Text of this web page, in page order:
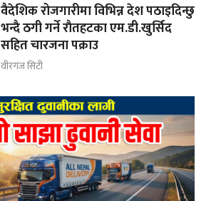
वैदेशिक रोजगारीमा विभिन्न देश पठाइदिन्छु
भन्दै ठगी गर्ने राैतहटका एम.डी.खुर्सिद
सहित चारजना पक्राउ
वीरगंज सिटी